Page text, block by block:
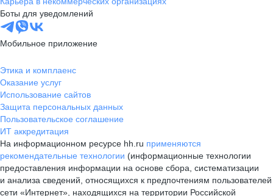
Боты для уведомлений
Мобильное приложение
Этика и комплаенс
Оказание услуг
Использование сайтов
Защита персональных данных
Пользовательское соглашение
ИТ аккредитация
На информационном ресурсе hh.ru применяются
рекомендательные технологии (информационные технологии
предоставления информации на основе сбора, систематизации
и анализа сведений, относящихся к предпочтениям пользователей
сети «Интернет», находящихся на территории Российской